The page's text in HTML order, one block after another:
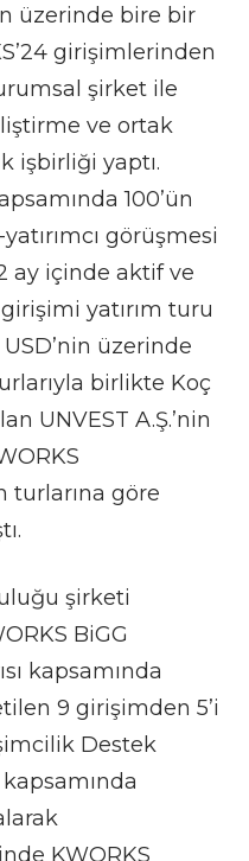
üzerinde bire bir
girişimlerinden
şirket ile
ve ortak
işbirliği yaptı.
100’ün
görüşmesi
ay içinde aktif ve
yatırım turu
üzerinde
birlikte Koç
UNVEST A.Ş.’nin
turlarına göre
şirketi
BiGG
kapsamında
9 girişimden 5’i
Destek
kapsamında
KWORKS